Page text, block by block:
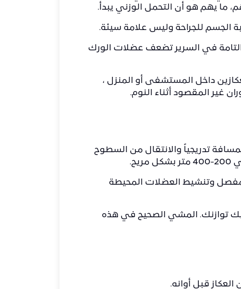
ما يهم هو أن التحمل الوزني يبدأ.
الجسم للجراحة وليس علامة سيئة.
التامة في السرير تضعف عضلات الورك
المشي مسافة 20-30 متراً بالمشّاية أو العكازين داخل المستشفى أو المنزل ،
غير المقصود أثناء النوم.
تدريجياً والانتقال من السطوح
وتنشيط العضلات المحيطة
توازنك. المشي الصحيح في هذه
قبل أوانه.